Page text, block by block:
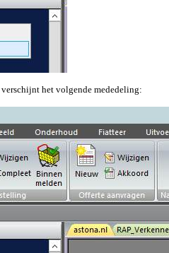
verschijnt het volgende mededeling: